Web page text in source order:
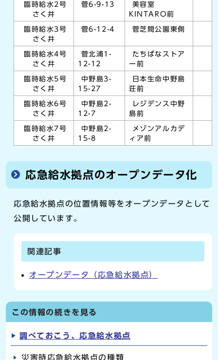
臨時給水2号
さく井
菅6-9-13
美容室
KINTARO前
臨時給水3号
さく井
菅6-12-4 菅芝間公園東側
臨時給水4号
さく井
菅北浦1-
12-12
たちばなストア
ー前
臨時給水5号
さく井
中野島3-
15-27
日本生命中野島
荘前
臨時給水6号
さく井
中野島2-
12-7
レジデンス中野
島前
臨時給水7号
さく井
中野島2-
15-8
メゾンアルカデ
ィア前
応急給水拠点のオープンデータ化
応急給水拠点の位置情報等をオープンデータとして
公開しています。
関連記事
オープンデータ（応急給水拠点）
この情報の続きを見る
調べておこう、応急給水拠点
災害時応急給水拠点の種類